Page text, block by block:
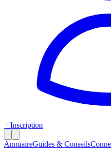
+ Inscription
AnnuaireGuides & Conseils